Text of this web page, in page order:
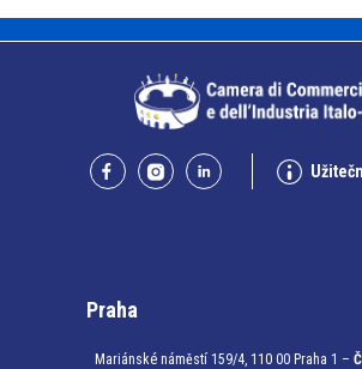
Praha
Mariánské náměstí 159/4, 110 00 Praha 1 –